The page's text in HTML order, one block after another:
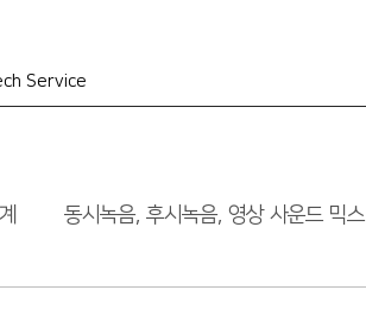
Service
동시녹음, 후시녹음, 영상 사운드 믹스